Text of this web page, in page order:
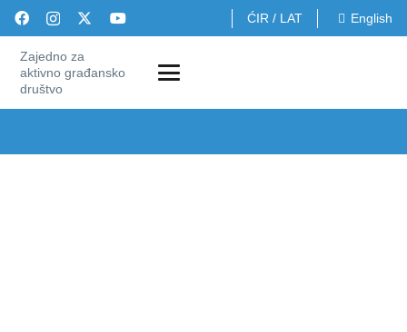
ĆIR / LAT English
Zajedno za
aktivno građansko
društvo